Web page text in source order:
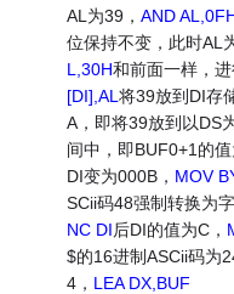
AL为39，AND
位保持不变，此时AL
L,30H和前面一样，
[DI],AL将39放到DI存
A，即将39放到以DS
间中，即BUF0+1的值
DI变为000B， MOV
SCii码48强制转换为
NC DI后DI的值为C，
$的16进制ASCii码为
4， LEA DX,BUF